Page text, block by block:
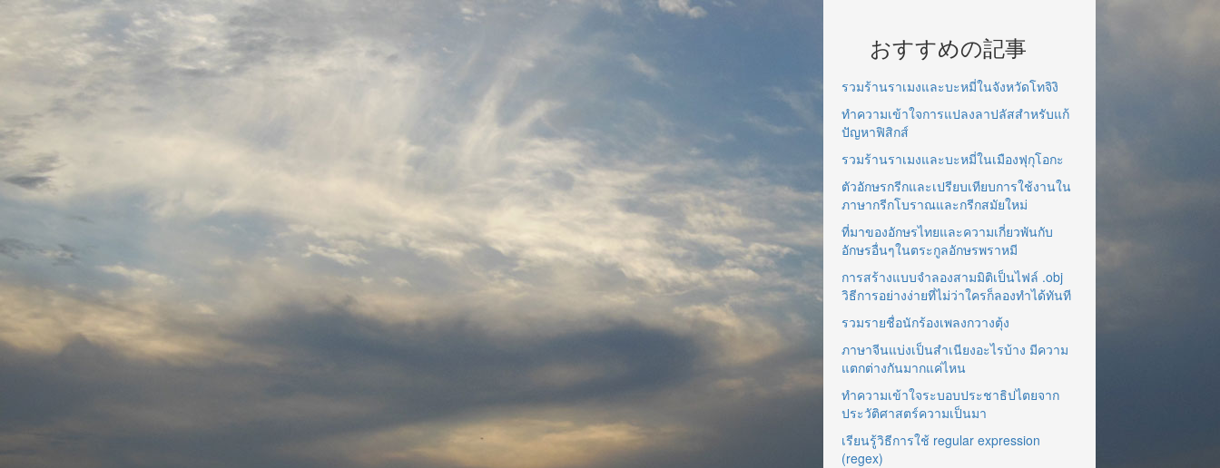
おすすめの記事
รวมร้านราเมงและบะหมี่ในจังหวัดโทจิงิ
ทำความเข้าใจการแปลงลาปลัสสำหรับแก้
ปัญหาฟิสิกส์
รวมร้านราเมงและบะหมี่ในเมืองฟุกุโอกะ
ตัวอักษรกรีกและเปรียบเทียบการใช้งานใน
ภาษากรีกโบราณและกรีกสมัยใหม่
ที่มาของอักษรไทยและความเกี่ยวพันกับ
อักษรอื่นๆในตระกูลอักษรพราหมี
การสร้างแบบจำลองสามมิติเป็นไฟล์ .obj
วิธีการอย่างง่ายที่ไม่ว่าใครก็ลองทำได้ทันที
รวมรายชื่อนักร้องเพลงกวางตุ้ง
ภาษาจีนแบ่งเป็นสำเนียงอะไรบ้าง มีความ
แตกต่างกันมากแค่ไหน
ทำความเข้าใจระบอบประชาธิปไตยจาก
ประวัติศาสตร์ความเป็นมา
เรียนรู้วิธีการใช้ regular expression
(regex)